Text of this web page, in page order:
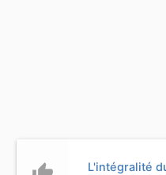
L'intégralité